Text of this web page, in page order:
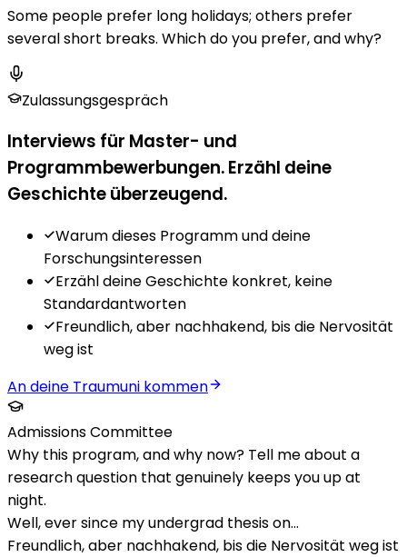
Some people prefer long holidays; others prefer
several short breaks. Which do you prefer, and why?
Zulassungsgespräch
Interviews für Master- und
Programmbewerbungen. Erzähl deine
Geschichte überzeugend.
Warum dieses Programm und deine
Forschungsinteressen
Erzähl deine Geschichte konkret, keine
Standardantworten
Freundlich, aber nachhakend, bis die Nervosität
weg ist
An deine Traumuni kommen
Admissions Committee
Why this program, and why now? Tell me about a
research question that genuinely keeps you up at
night.
Well, ever since my undergrad thesis on…
Freundlich, aber nachhakend, bis die Nervosität weg ist